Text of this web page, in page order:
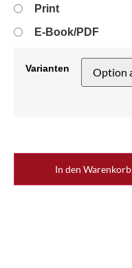
Print
E-Book/PDF
Varianten
In den Warenkorb